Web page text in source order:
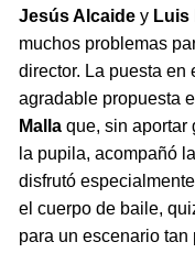
Jesús Alcaidey Luis
muchos problemas
director. La puesta en
agradable propuesta
Mallaque, sin aportar
la pupila, acompañó
disfrutó
el cuerpo de baile,
para un escenario tan